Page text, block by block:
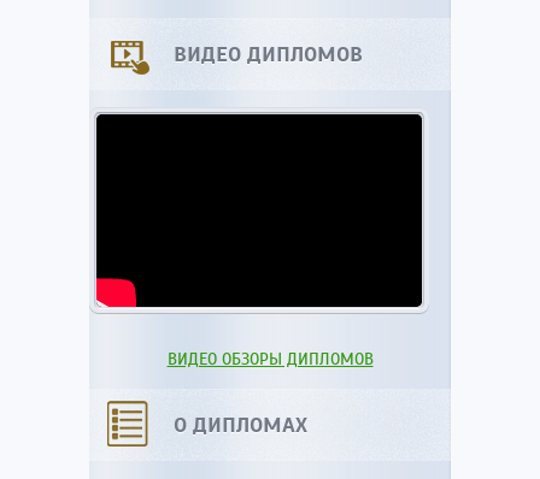
ВИДЕО ДИПЛОМОВ
ВИДЕО ОБЗОРЫ ДИПЛОМОВ
О ДИПЛОМАХ